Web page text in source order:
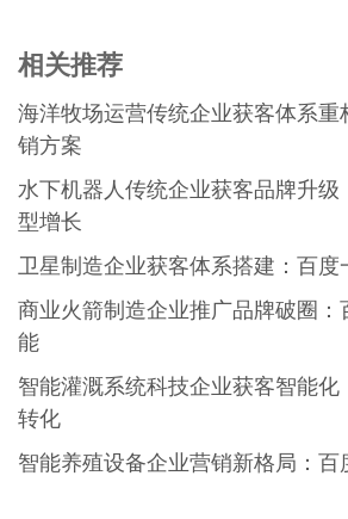
相关推荐
海洋牧场运营传统企业获客体系重
销方案
水下机器人传统企业获客品牌升级
型增长
卫星制造企业获客体系搭建：百度
商业火箭制造企业推广品牌破圈：
能
智能灌溉系统科技企业获客智能
转化
智能养殖设备企业营销新格局：